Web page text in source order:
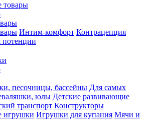
Интим-комфорт Контрацепция
потенции
песочницы, бассейны Для самых
юлы Детские развивающие
транспорт Конструкторы
игрушки Игрушки для купания Мячи и